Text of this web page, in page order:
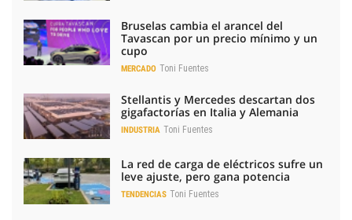
Bruselas cambia el arancel del
Tavascan por un precio mínimo y un
cupo
MERCADO Toni Fuentes
Stellantis y Mercedes descartan dos
gigafactorías en Italia y Alemania
INDUSTRIA Toni Fuentes
La red de carga de eléctricos sufre un
leve ajuste, pero gana potencia
TENDENCIAS Toni Fuentes